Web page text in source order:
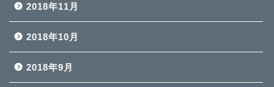
2018年11月
2018年10月
2018年9月